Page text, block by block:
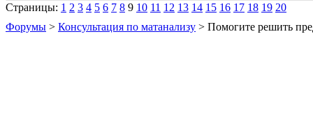
Страницы: 1 2 3 4 5 6 7 8 9 10 11 12 13 14 15 16 17 18 19 20
Форумы > Консультация по матанализу > Помогите решить